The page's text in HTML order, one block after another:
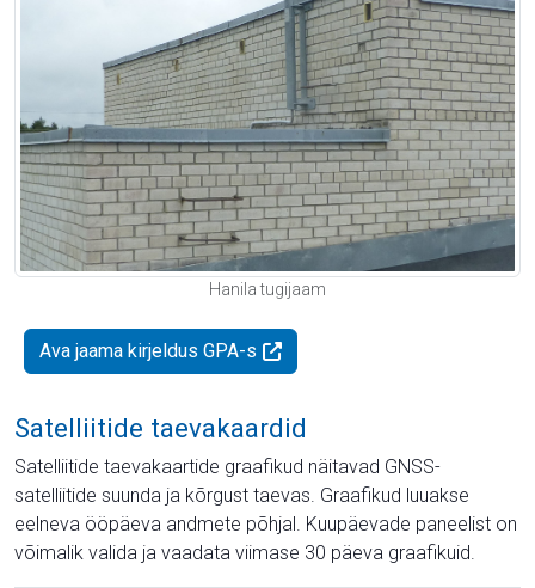
Hanila tugijaam
Ava jaama kirjeldus GPA-s
Satelliitide taevakaardid
Satelliitide taevakaartide graafikud näitavad GNSS-
satelliitide suunda ja kõrgust taevas. Graafikud luuakse
eelneva ööpäeva andmete põhjal. Kuupäevade paneelist on
võimalik valida ja vaadata viimase 30 päeva graafikuid.